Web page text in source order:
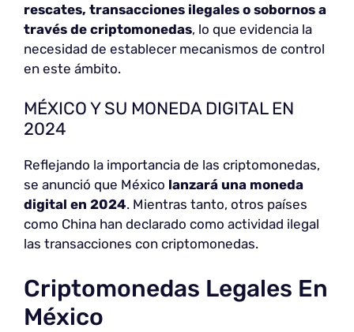
rescates, transacciones ilegales o sobornos a
través de criptomonedas, lo que evidencia la
necesidad de establecer mecanismos de control
en este ámbito.
MÉXICO Y SU MONEDA DIGITAL EN
2024
Reflejando la importancia de las criptomonedas,
se anunció que México lanzará una moneda
digital en 2024. Mientras tanto, otros países
como China han declarado como actividad ilegal
las transacciones con criptomonedas.
Criptomonedas Legales En
México